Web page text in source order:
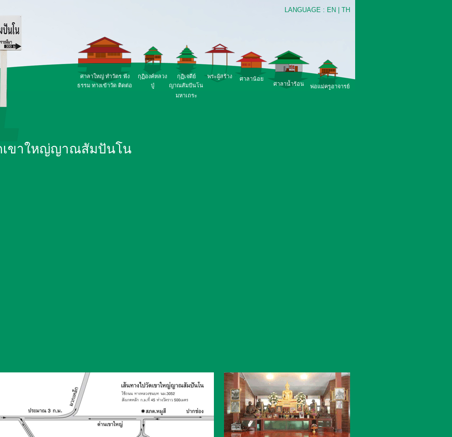
LANGUAGE : EN TH
ศาลาใหญ่ ทำวัตร ฟัง
ธรรม ทางเข้าวัด ติดต่อ
กุฏิองค์หลวง
ปู่
กุฏิเจดีย์
ญาณสัมปันโน
มหาเถระ
พระผู้สร้าง
ศาลาน้อย
ศาลาน้ำร้อน
พ่อแม่ครูอาจารย์
เขาใหญ่ญาณสัมปันโน